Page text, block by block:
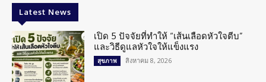
Latest News
เปิด 5 ปัจจัยที่ทำให้ “เส้นเลือดหัวใจตีบ”
และวิธีดูแลหัวใจให้แข็งแรง
สุขภาพ สิงหาคม 8, 2026